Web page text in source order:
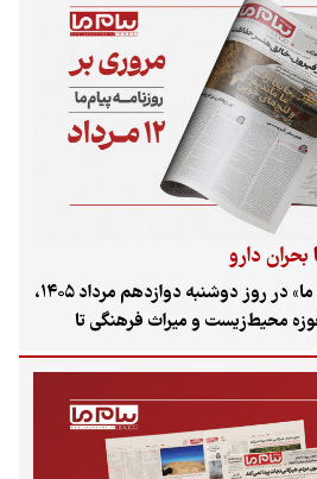
زمان برگزاری انتخابات شوراهای شهر،
بر تنوع زیستی جزیره شیدور و همچنین
جهانی مسجد تاریخانه دامغان، از
شمار می‌روند.
بحران دارو
شماره ۳۴۶۲ روزنامه «پیام ما» در روز دوشنبه دوازدهم مرداد ۱۴۰۵،
محیط‌زیست و میراث فرهنگی تا
است. این شماره ضمن گرامیداشت
فیروز، بنیان‌گذار سازمان حفاظت
آمارهای رسمی و واقعیت‌های موجود
موزه‌های زنده در قشم و بحران‌های
پرداخته است.